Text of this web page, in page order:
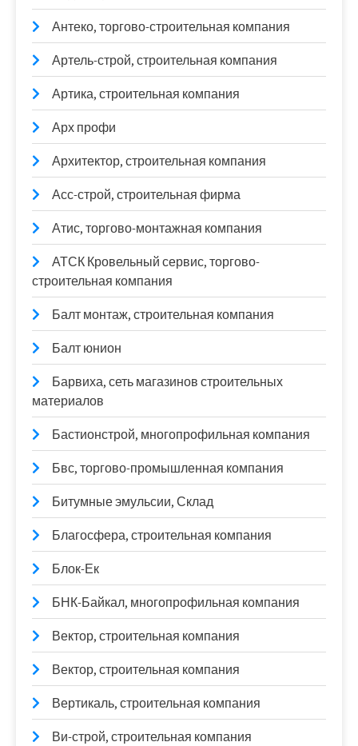
Антеко, торгово-строительная компания
Артель-строй, строительная компания
Артика, строительная компания
Арх профи
Архитектор, строительная компания
Асс-строй, строительная фирма
Атис, торгово-монтажная компания
АТСК Кровельный сервис, торгово-
строительная компания
Балт монтаж, строительная компания
Балт юнион
Барвиха, сеть магазинов строительных
материалов
Бастионстрой, многопрофильная компания
Бвс, торгово-промышленная компания
Битумные эмульсии, Склад
Благосфера, строительная компания
Блок-Ек
БНК-Байкал, многопрофильная компания
Вектор, строительная компания
Вектор, строительная компания
Вертикаль, строительная компания
Ви-строй, строительная компания